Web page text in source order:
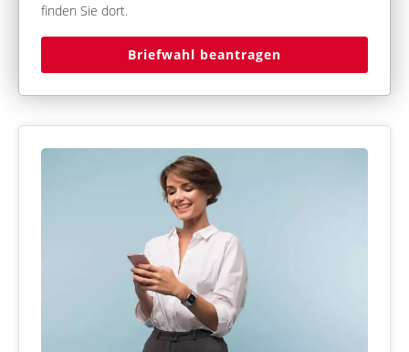
finden Sie dort.
Briefwahl beantragen